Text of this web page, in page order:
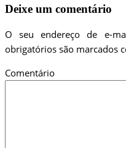
Deixe um comentário
O seu endereço de e-
obrigatórios são marcados